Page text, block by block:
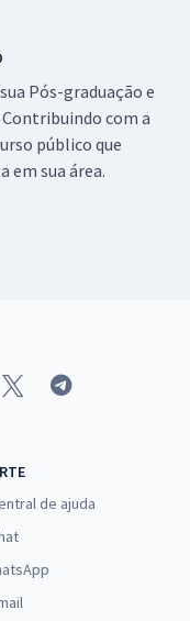
Pós-graduação e
com a
público que
em sua área.
de ajuda